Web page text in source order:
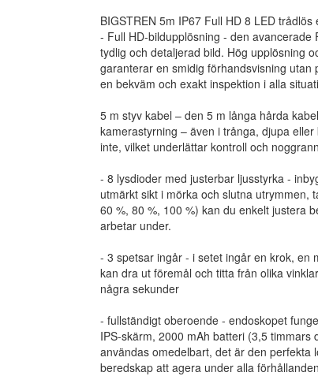
BIGSTREN 5m IP67 Full HD 8 LED
- Full HD-bildupplösning - den
tydlig och detaljerad bild. Hög upplösning
garanterar en smidig förhandsvisning
en bekväm och exakt inspektion i alla
5 m styv kabel – den 5 m långa hårda
kamerastyrning – även i trånga, djupa
inte, vilket underlättar kontroll och
- 8 lysdioder med justerbar ljusstyrka -
utmärkt sikt i mörka och slutna utrymmen,
60 %, 80 %, 100 %) kan du enkelt justera
arbetar under.
- 3 spetsar ingår - i setet ingår en krok, en
kan dra ut föremål och titta från olika
några sekunder
- fullständigt oberoende - endoskopet
IPS-skärm, 2000 mAh batteri (3,5 timmars
användas omedelbart, det är den perfekta
beredskap att agera under alla